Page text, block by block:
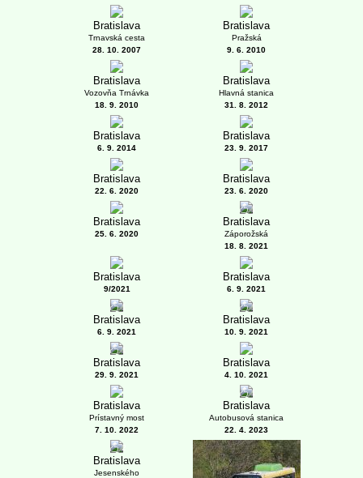
Bratislava
Trnavská cesta
28. 10. 2007
Bratislava
Pražská
9. 6. 2010
Bratislava
Vozovňa Trnávka
18. 9. 2010
Bratislava
Hlavná stanica
31. 8. 2012
Bratislava
6. 9. 2014
Bratislava
23. 9. 2017
Bratislava
22. 6. 2020
Bratislava
23. 6. 2020
Bratislava
25. 6. 2020
1
Bratislava
Záporožská
18. 8. 2021
Bratislava
9/2021
Bratislava
6. 9. 2021
1
Bratislava
6. 9. 2021
1
Bratislava
10. 9. 2021
1
Bratislava
29. 9. 2021
Bratislava
4. 10. 2021
Bratislava
Prístavný most
7. 10. 2022
1
Bratislava
Autobusová stanica
22. 4. 2023
2
Bratislava
Jesenského